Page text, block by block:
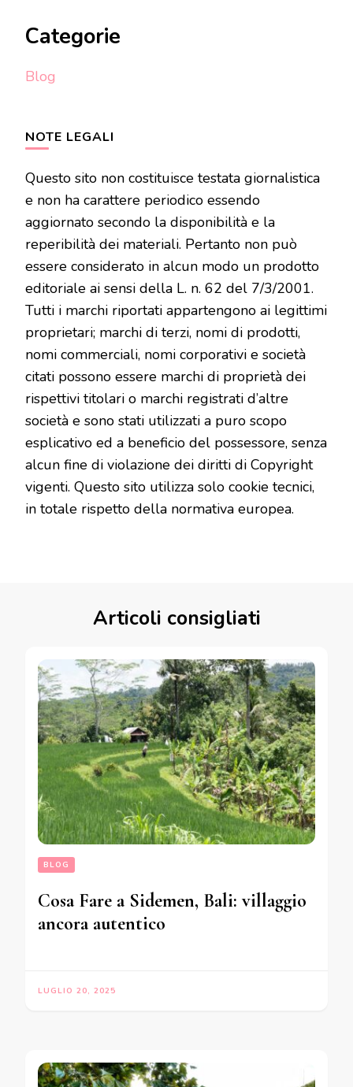
Categorie
Blog
NOTE LEGALI
Questo sito non costituisce testata giornalistica
e non ha carattere periodico essendo
aggiornato secondo la disponibilità e la
reperibilità dei materiali. Pertanto non può
essere considerato in alcun modo un prodotto
editoriale ai sensi della L. n. 62 del 7/3/2001.
Tutti i marchi riportati appartengono ai legittimi
proprietari; marchi di terzi, nomi di prodotti,
nomi commerciali, nomi corporativi e società
citati possono essere marchi di proprietà dei
rispettivi titolari o marchi registrati d’altre
società e sono stati utilizzati a puro scopo
esplicativo ed a beneficio del possessore, senza
alcun fine di violazione dei diritti di Copyright
vigenti. Questo sito utilizza solo cookie tecnici,
in totale rispetto della normativa europea.
Articoli consigliati
BLOG
Cosa Fare a Sidemen, Bali: villaggio
ancora autentico
LUGLIO 20, 2025